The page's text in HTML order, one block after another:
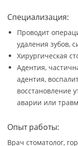
Специализация:
Проводит
удаления зубов,
Хирургическая
Адентия,
адентия,
восстановление
аварии или
Опыт работы:
Врач стоматолог,